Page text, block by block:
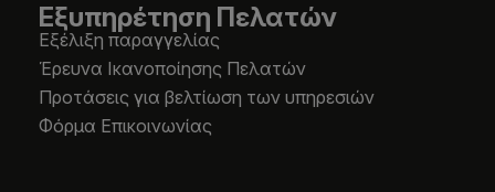
Εξυπηρέτηση Πελατών
Εξέλιξη παραγγελίας
Έρευνα Ικανοποίησης Πελατών
Προτάσεις για βελτίωση των υπηρεσιών
Φόρμα Επικοινωνίας